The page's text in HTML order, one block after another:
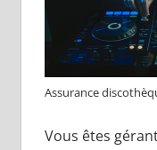
Assurance
Vous êtes